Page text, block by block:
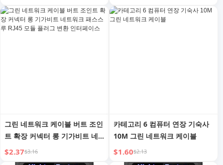
그린 네트워크 케이블 버트 조인
트 확장 커넥터 롱 기가비트 네
트워크 패스스루 RJ45 모듈 플러
그 변환 인터페이스
$2.37$3.16
카테고리 6 컴퓨터 연장 기숙사
10M 그린 네트워크 케이블
$1.60$2.13